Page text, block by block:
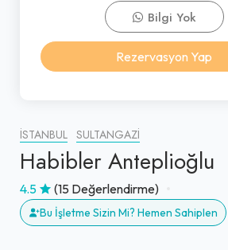
İSTANBUL SULTANGAZI
Habibler Anteplioğlu
4.5 (15 Değerlendirme)
Bu İşletme Sizin Mi? Hemen Sahiplen
Bilgi Yok
Rezervasyon Yap